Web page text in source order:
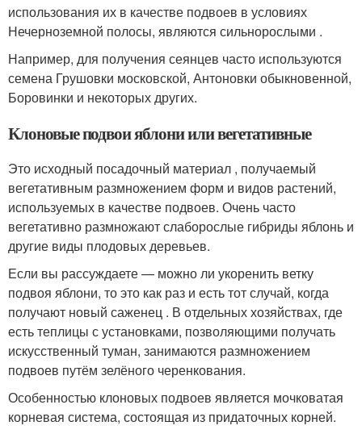
использования их в качестве подвоев в условиях
Нечерноземной полосы, являются сильнорослыми .
Например, для получения сеянцев часто используются
семена Грушовки московской, Антоновки обыкновенной,
Боровинки и некоторых других.
Клоновые подвои яблони или вегетативные
Это исходный посадочный материал , получаемый
вегетативным размножением форм и видов растений,
используемых в качестве подвоев. Очень часто
вегетативно размножают слаборослые гибриды яблонь и
другие виды плодовых деревьев.
Если вы рассуждаете — можно ли укоренить ветку
подвоя яблони, то это как раз и есть тот случай, когда
получают новый саженец . В отдельных хозяйствах, где
есть теплицы с установками, позволяющими получать
искусственный туман, занимаются размножением
подвоев путём зелёного черенкования.
Особенностью клоновых подвоев является мочковатая
корневая система, состоящая из придаточных корней.